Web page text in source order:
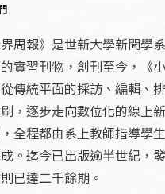
界周報》是世新大學新聞學系
實習刊物，創刊至今，《小
傳統平面的採訪、編輯、排
，逐步走向數位化的線上新
全程都由系上教師指導學生
。迄今已出版逾半世紀，發
已達二千餘期。